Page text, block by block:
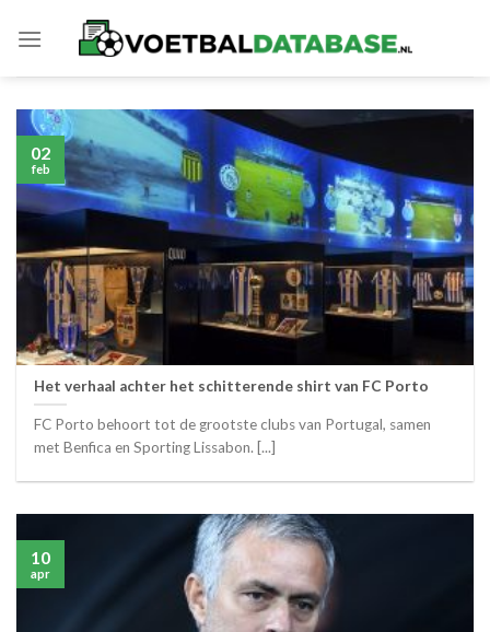
Het verhaal achter het schitterende shirt van FC Porto
FC Porto behoort tot de grootste clubs van Portugal, samen
met Benfica en Sporting Lissabon. [...]
02
feb
10
apr